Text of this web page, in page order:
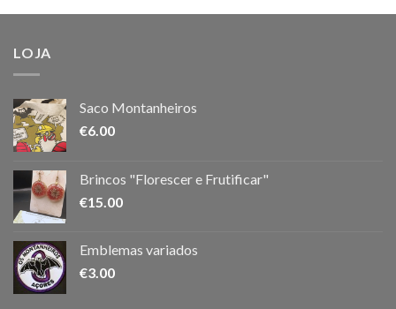
LOJA
Saco Montanheiros
€6.00
Brincos "Florescer e Frutificar"
€15.00
Emblemas variados
€3.00